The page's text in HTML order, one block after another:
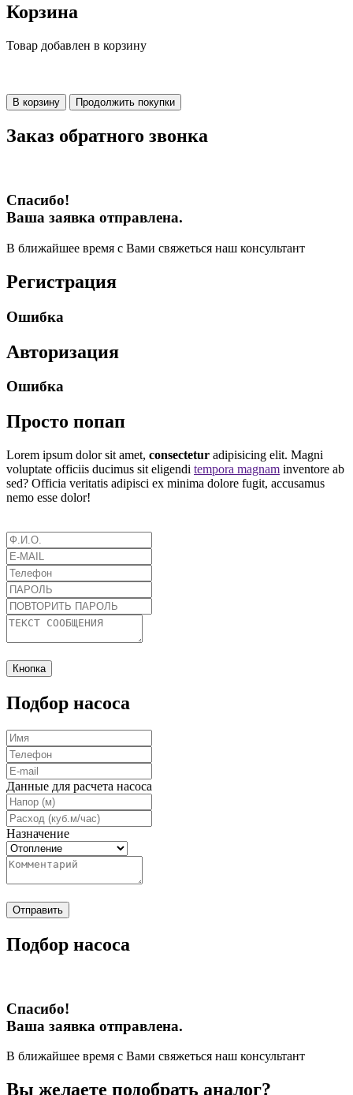
Корзина
Товар добавлен в корзину
В корзину Продолжить покупки
Заказ обратного звонка
Спасибо!
Ваша заявка отправлена.
В ближайшее время с Вами свяжеться наш консультант
Регистрация
Ошибка
Авторизация
Ошибка
Просто попап
Lorem ipsum dolor sit amet, consectetur adipisicing elit. Magni
voluptate officiis ducimus sit eligendi tempora magnam inventore ab
sed? Officia veritatis adipisci ex minima dolore fugit, accusamus
nemo esse dolor!
Кнопка
Подбор насоса
Данные для расчета насоса
Назначение
Отправить
Подбор насоса
Спасибо!
Ваша заявка отправлена.
В ближайшее время с Вами свяжеться наш консультант
Вы желаете подобрать аналог?